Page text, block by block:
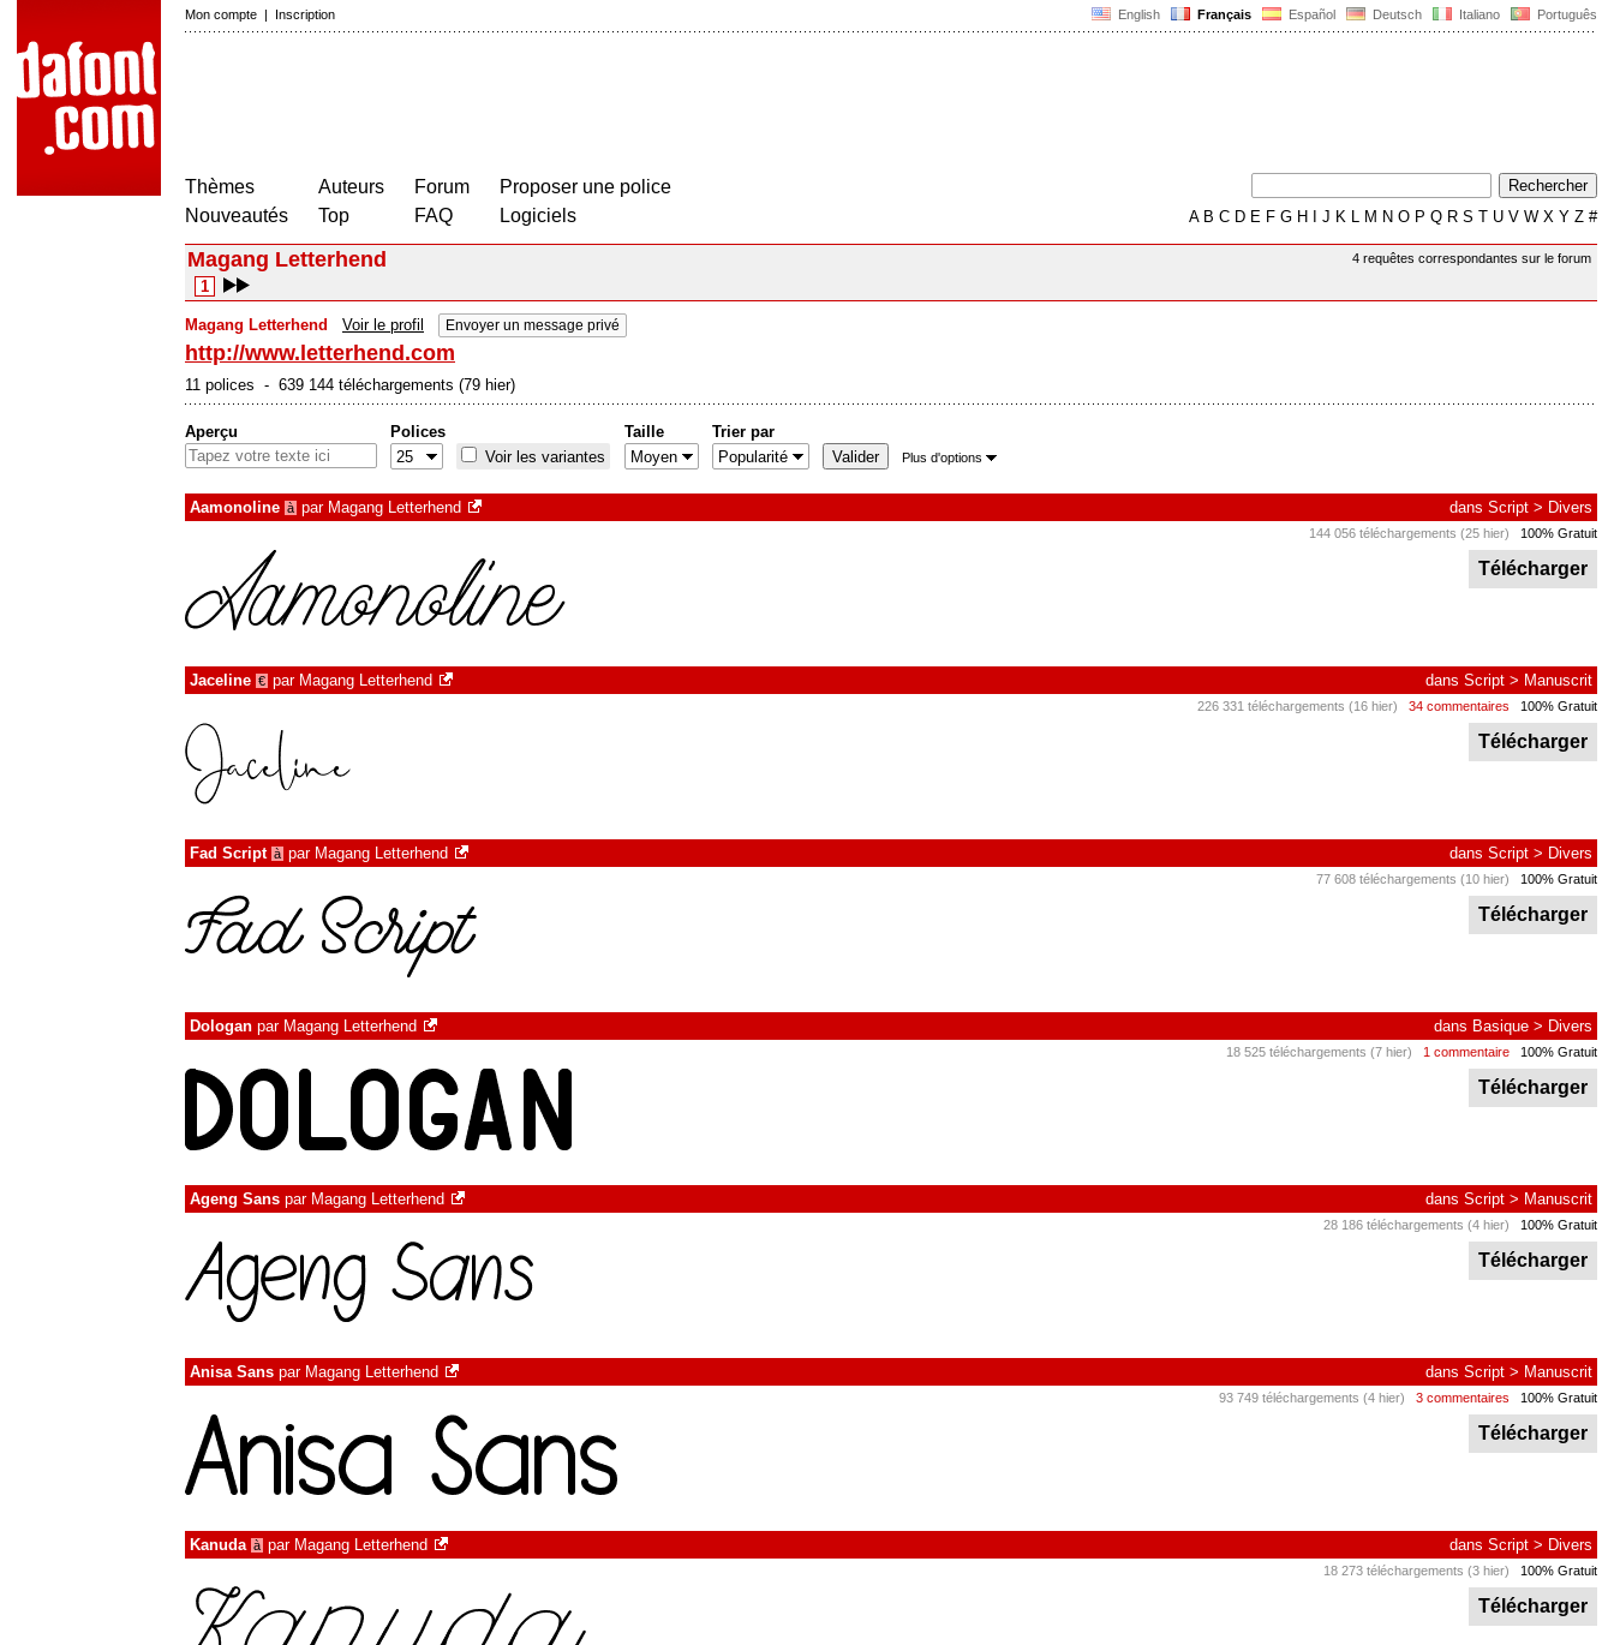
English Français Español Deutsch Italiano Português
Mon compte | Inscription
Thèmes
Nouveautés
Auteurs
Top
Forum
FAQ
Proposer une police
Logiciels
AB C D E F G H J K L M N O P Q R S T U V W X Y Z #
4 requêtes correspondantes sur le forum
Magang Letterhend
1
Magang Letterhend Voir le profil Envoyer un message privé
http://www.letterhend.com
11 polices - 639 144 téléchargements (79 hier)
Aperçu
Polices
Voir les variantes
Taille Trier par
Plus d'options
Aamonoline à par Magang Letterhend dans Script > Divers
144 056 téléchargements (25 hier) 100% Gratuit
Télécharger
Jaceline € par Magang Letterhend dans Script > Manuscrit
226 331 téléchargements (16 hier) 34 commentaires 100% Gratuit
Télécharger
Fad Script à par Magang Letterhend dans Script > Divers
77 608 téléchargements (10 hier) 100% Gratuit
Télécharger
Dologan par Magang Letterhend dans Basique > Divers
18 525 téléchargements (7 hier) 1 commentaire 100% Gratuit
Télécharger
Ageng Sans par Magang Letterhend dans Script > Manuscrit
28 186 téléchargements (4 hier) 100% Gratuit
Télécharger
Anisa Sans par Magang Letterhend dans Script > Manuscrit
93 749 téléchargements (4 hier) 3 commentaires 100% Gratuit
Télécharger
Kanuda à par Magang Letterhend dans Script > Divers
18 273 téléchargements (3 hier) 100% Gratuit
Télécharger